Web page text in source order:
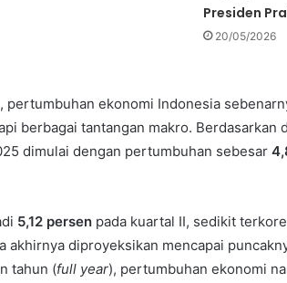
Presiden
20/05/2026
ekonomi Indonesia
berbagai tantangan makro. Berdasarkan
dimulai dengan pertumbuhan sebesar
5,12 persen pada kuartal II, sedikit
akhirnya diproyeksikan mencapai
tahun (full year), pertumbuhan ekonomi